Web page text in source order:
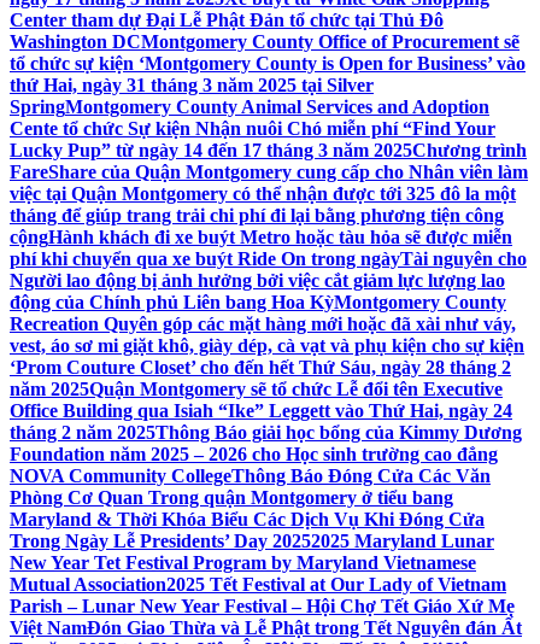
Center tham dự Đại Lễ Phật Đản tổ chức tại Thủ Đô
Washington DCMontgomery County Office of Procurement sẽ
tổ chức sự kiện ‘Montgomery County is Open for Business’ vào
thứ Hai, ngày 31 tháng 3 năm 2025 tại Silver
SpringMontgomery County Animal Services and Adoption
Cente tổ chức Sự kiện Nhận nuôi Chó miễn phí “Find Your
Lucky Pup” từ ngày 14 đến 17 tháng 3 năm 2025Chương trình
FareShare của Quận Montgomery cung cấp cho Nhân viên làm
việc tại Quận Montgomery có thể nhận được tới 325 đô la một
tháng để giúp trang trải chi phí đi lại bằng phương tiện công
cộngHành khách đi xe buýt Metro hoặc tàu hỏa sẽ được miễn
phí khi chuyển qua xe buýt Ride On trong ngàyTài nguyên cho
Người lao động bị ảnh hưởng bởi việc cắt giảm lực lượng lao
động của Chính phủ Liên bang Hoa KỳMontgomery County
Recreation Quyên góp các mặt hàng mới hoặc đã xài như váy,
vest, áo sơ mi giặt khô, giày dép, cà vạt và phụ kiện cho sự kiện
‘Prom Couture Closet’ cho đến hết Thứ Sáu, ngày 28 tháng 2
năm 2025Quận Montgomery sẽ tổ chức Lễ đổi tên Executive
Office Building qua Isiah “Ike” Leggett vào Thứ Hai, ngày 24
tháng 2 năm 2025Thông Báo giải học bổng của Kimmy Dương
Foundation năm 2025 – 2026 cho Học sinh trường cao đẳng
NOVA Community CollegeThông Báo Đóng Cửa Các Văn
Phòng Cơ Quan Trong quận Montgomery ở tiểu bang
Maryland & Thời Khóa Biểu Các Dịch Vụ Khi Đóng Cửa
Trong Ngày Lễ Presidents’ Day 20252025 Maryland Lunar
New Year Tet Festival Program by Maryland Vietnamese
Mutual Association2025 Tết Festival at Our Lady of Vietnam
Parish – Lunar New Year Festival – Hội Chợ Tết Giáo Xứ Mẹ
Việt NamĐón Giao Thừa và Lễ Phật trong Tết Nguyên đán Ất